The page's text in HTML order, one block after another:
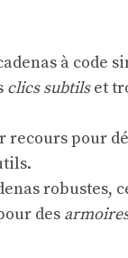
à code
clics subtilset
recours pour
robustes,
des